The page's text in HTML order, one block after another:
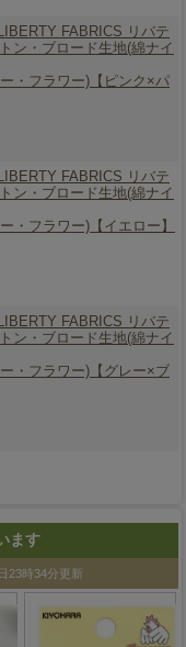
FABRICS リバテ
ン・ブロード生地(綿ナイ
・フラワー)【ピンク×パ
FABRICS リバテ
ン・ブロード生地(綿ナイ
・フラワー)【イエロー】
FABRICS リバテ
ン・ブロード生地(綿ナイ
・フラワー)【グレー×ブ
ます